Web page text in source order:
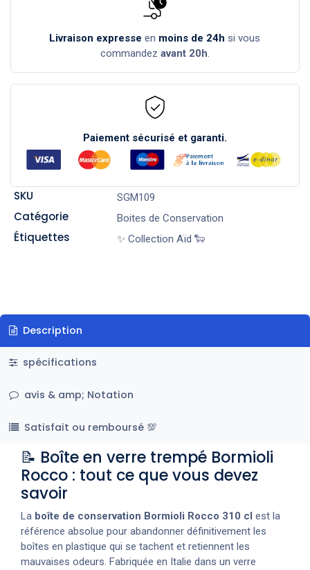
Livraison expresse en moins de 24h si vous
commandez avant 20h.
Paiement sécurisé et garanti.
SKU SGM109
Catégorie Boites de Conservation
Étiquettes ✨ Collection Aïd 🐑
Description
spécifications
avis & amp; Notation
Satisfait ou remboursé 💯
📝 Boîte en verre trempé Bormioli
Rocco : tout ce que vous devez
savoir
La boîte de conservation Bormioli Rocco 310 cl est la
référence absolue pour abandonner définitivement les
boîtes en plastique qui se tachent et retiennent les
mauvaises odeurs. Fabriquée en Italie dans un verre